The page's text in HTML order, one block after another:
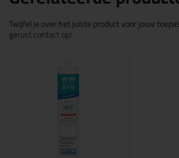
Twijfel je over het juiste product voor jouw
gerust contact op!